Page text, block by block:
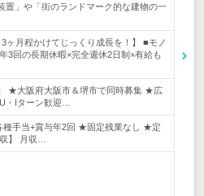
置」や「街のランドマーク的な建物の一
3ヶ月程かけてじっくり成長を！】 ■モノ
3回の長期休暇×完全週休2日制×有給も
★大阪府大阪市＆堺市で同時募集 ★広
・Iターン歓迎…
種手当+賞与年2回 ★固定残業なし ★定
】 月収…